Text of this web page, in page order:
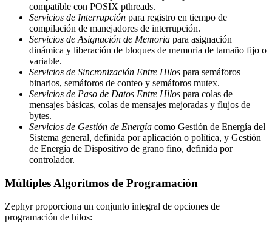
compatible con POSIX pthreads.
Servicios de Interrupción para registro en tiempo de
compilación de manejadores de interrupción.
Servicios de Asignación de Memoria para asignación
dinámica y liberación de bloques de memoria de tamaño fijo o
variable.
Servicios de Sincronización Entre Hilos para semáforos
binarios, semáforos de conteo y semáforos mutex.
Servicios de Paso de Datos Entre Hilos para colas de
mensajes básicas, colas de mensajes mejoradas y flujos de
bytes.
Servicios de Gestión de Energía como Gestión de Energía del
Sistema general, definida por aplicación o política, y Gestión
de Energía de Dispositivo de grano fino, definida por
controlador.
Múltiples Algoritmos de Programación
Zephyr proporciona un conjunto integral de opciones de
programación de hilos: